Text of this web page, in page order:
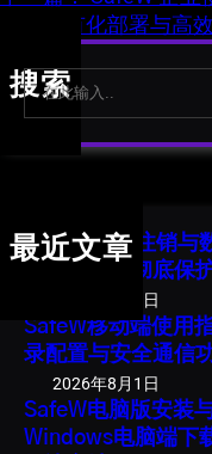
信、私有化部署与高
搜索
S
最近文章
SafeW 账号注销与
安全退出并彻底保
2026年8月1日
SafeW移动端使用
录配置与安全通信
2026年8月1日
SafeW电脑版安装
Windows电脑端下